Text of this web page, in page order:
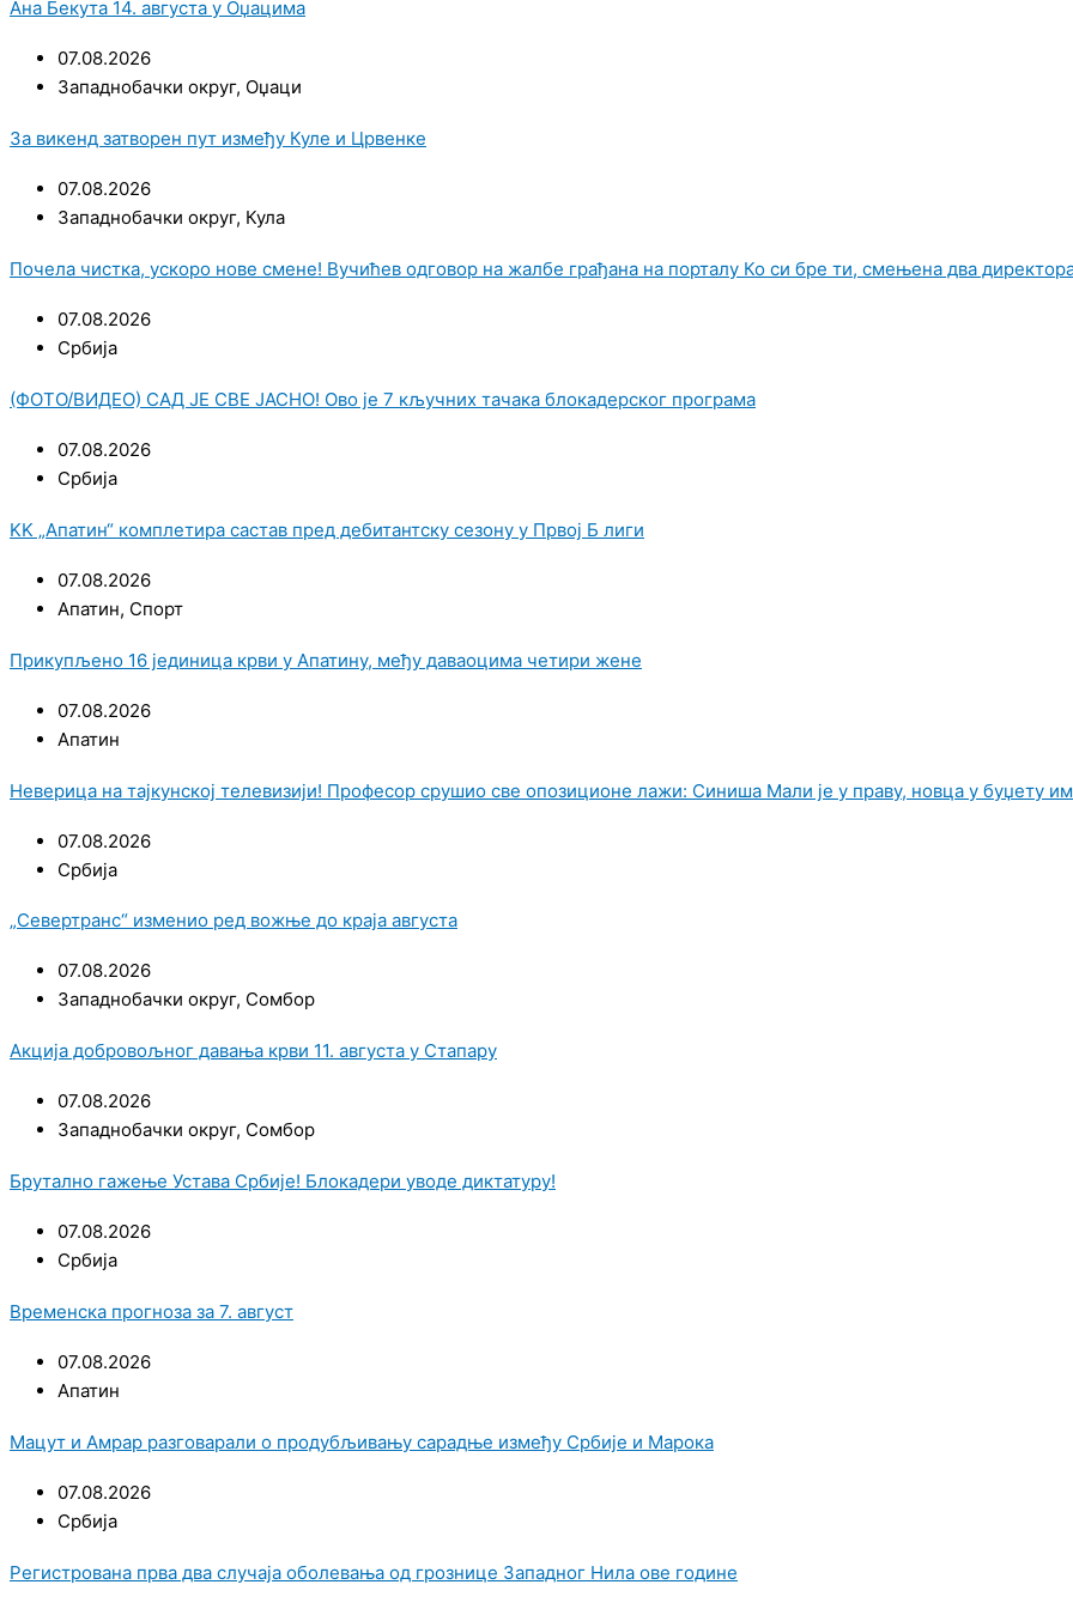
Ана Бекута 14. августа у Оџацима
07.08.2026
Западнобачки округ, Оџаци
За викенд затворен пут између Куле и Црвенке
07.08.2026
Западнобачки округ, Кула
Почела чистка, ускоро нове смене! Вучићев одговор на жалбе грађана на порталу Ко си бре ти, смењена два
07.08.2026
Србија
(ФОТО/ВИДЕО) САД ЈЕ СВЕ ЈАСНО! Ово је 7 кључних тачака блокадерског програма
07.08.2026
Србија
KK „Апатин“ комплетира састав пред дебитантску сезону у Првој Б лиги
07.08.2026
Апатин, Спорт
Прикупљено 16 јединица крви у Апатину, међу даваоцима четири жене
07.08.2026
Апатин
Неверица на тајкунској телевизији! Професор срушио све опозиционе лажи: Синиша Мали је у праву, новца у буџету
07.08.2026
Србија
„Севертранс“ изменио ред вожње до краја августа
07.08.2026
Западнобачки округ, Сомбор
Акција добровољног давања крви 11. августа у Стапару
07.08.2026
Западнобачки округ, Сомбор
Брутално гажење Устава Србије! Блокадери уводе диктатуру!
07.08.2026
Србија
Временска прогноза за 7. август
07.08.2026
Апатин
Мацут и Амрар разговарали о продубљивању сарадње између Србије и Марока
07.08.2026
Србија
Регистрована прва два случаја оболевања од грознице Западног Нила ове године